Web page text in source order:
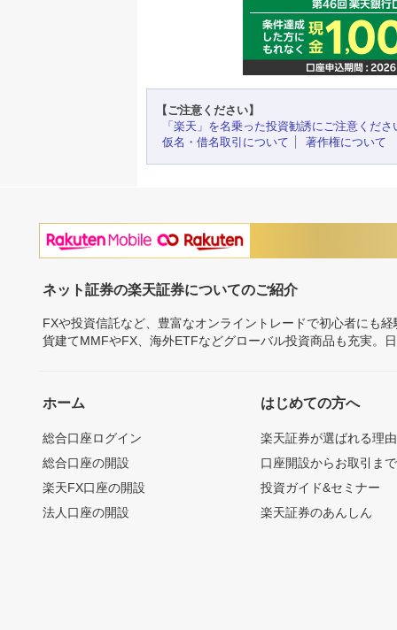
【ご注意ください】
「楽天」を名乗った投資勧誘にご注意くださ
仮名・借名取引について
著作権について
ネット証券の楽天証券についてのご紹介
FXや投資信託など、豊富なオンライントレードで初心者にも
貨建てMMFやFX、海外ETFなどグローバル投資商品も充実。
ホーム
総合口座ログイン
総合口座の開設
楽天FX口座の開設
法人口座の開設
はじめての方へ
楽天証券が選ばれる理由
口座開設からお取引ま
投資ガイド&セミナー
楽天証券のあんしん